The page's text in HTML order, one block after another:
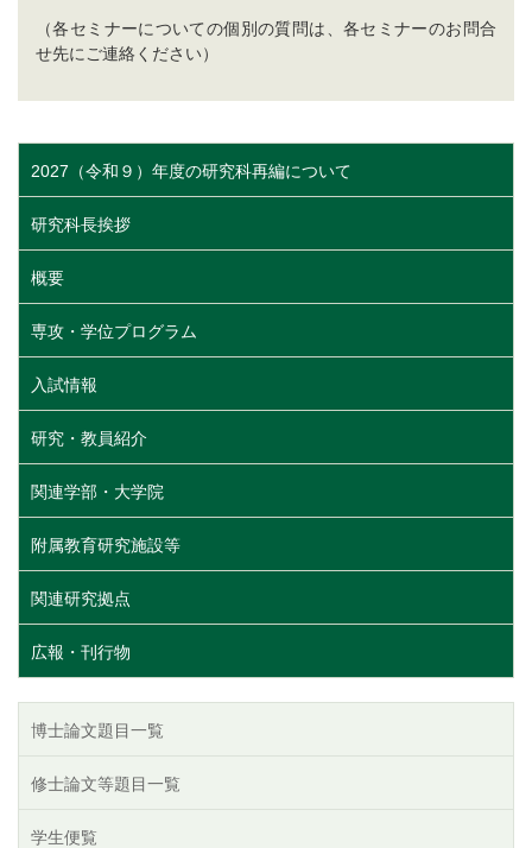
（各セミナーについての個別の質問は、各セミナーのお問合
せ先にご連絡ください）
2027（令和９）年度の研究科再編について
研究科長挨拶
概要
専攻・学位プログラム
入試情報
研究・教員紹介
関連学部・大学院
附属教育研究施設等
関連研究拠点
広報・刊行物
博士論文題目一覧
修士論文等題目一覧
学生便覧